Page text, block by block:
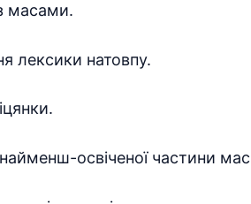
масами.
лексики натовпу.
освіченої частини